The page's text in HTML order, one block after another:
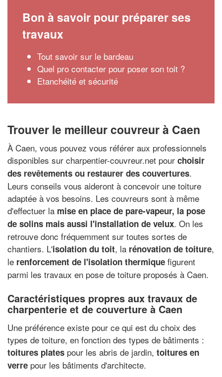
Bon à savoir pour préparer ses
travaux
Tout savoir sur le bardeau
Quel pro contacter pour poser son toit ?
Etanchéité et sécurité
Trouver le meilleur couvreur à Caen
À Caen, vous pouvez vous référer aux professionnels
disponibles sur charpentier-couvreur.net pour choisir
des revêtements ou restaurer des couvertures.
Leurs conseils vous aideront à concevoir une toiture
adaptée à vos besoins. Les couvreurs sont à même
d'effectuer la mise en place de pare-vapeur, la pose
de solins mais aussi l'installation de velux. On les
retrouve donc fréquemment sur toutes sortes de
chantiers. L'isolation du toit, la rénovation de toiture,
le renforcement de l'isolation thermique figurent
parmi les travaux en pose de toiture proposés à Caen.
Caractéristiques propres aux travaux de
charpenterie et de couverture à Caen
Une préférence existe pour ce qui est du choix des
types de toiture, en fonction des types de bâtiments :
toitures plates pour les abris de jardin, toitures en
verre pour les bâtiments d'architecte.